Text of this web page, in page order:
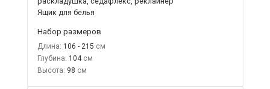
Ящик для белья
Набор размеров
Длина: 106 - 215
Глубина: 104
Высота: 98